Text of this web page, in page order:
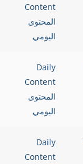
Content
المحتوى
اليومي
Daily
Content
المحتوى
اليومي
Daily
Content